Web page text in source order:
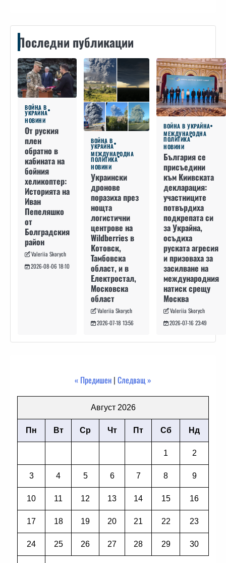
Последни публикации
ВОЙНА В
УКРАЙНА
НОВИНИ
От руския
плен
обратно в
кабината на
бойния
хеликоптер:
Историята на
Иван
Пепеляшко
от
Болградския
район
Valeriia Skorych
2026-08-06 18:10
ВОЙНА В
УКРАЙНА
МЕЖДУНАРОДНА
ПОЛИТИКА
НОВИНИ
Украински
дронове
поразиха през
нощта
логистични
центрове на
Wildberries в
Котовск,
Тамбовска
област, и в
Електростал,
Московска
област
Valeriia Skorych
2026-07-18 13:56
ВОЙНА В УКРАЙНА
МЕЖДУНАРОДНА
ПОЛИТИКА
НОВИНИ
България се
присъедини
към Киивската
декларация:
участниците
потвърдиха
подкрепата си
за Украйна,
осъдиха
руската агресия
и призоваха за
засилване на
международния
натиск срещу
Москва
Valeriia Skorych
2026-07-16 23:49
« Предишен | Следващ »
Август 2026
Пн Вт Ср Чт Пт Сб Нд
1 2
3 4 5 6 7 8 9
10 11 12 13 14 15 16
17 18 19 20 21 22 23
24 25 26 27 28 29 30